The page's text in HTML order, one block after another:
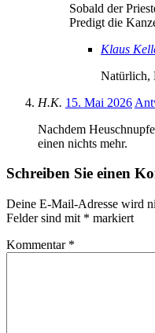
Sobald der
Predigt die
Klaus
Natürlich,
H.K. 15. Mai 2026
Nachdem
einen nichts mehr.
Schreiben Sie einen
Deine E-Mail-Adresse wird
Felder sind mit * markiert
Kommentar *